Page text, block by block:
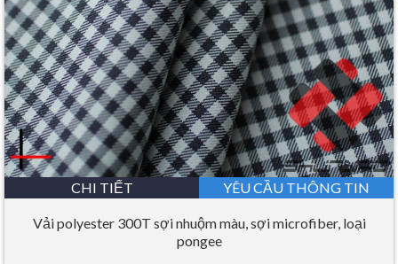
CHI TIẾT YÊU CẦU THÔNG TIN
Vải polyester 300T sợi nhuộm màu, sợi microfiber, loại
pongee